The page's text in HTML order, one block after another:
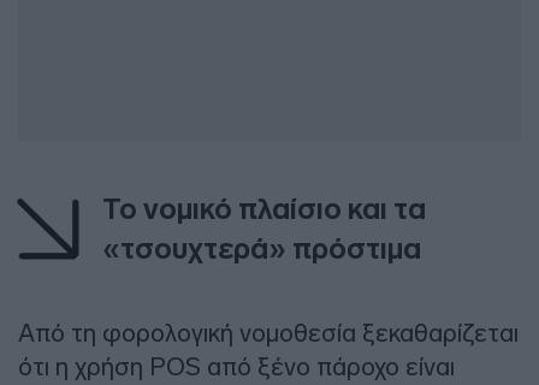
Το νομικό πλαίσιο και τα
«τσουχτερά» πρόστιμα
Από τη φορολογική νομοθεσία ξεκαθαρίζεται
ότι η χρήση POS από ξένο πάροχο είναι